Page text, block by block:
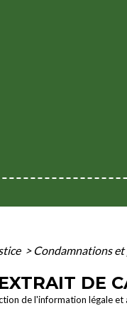
> Condamnations et
DE
de l'information légale